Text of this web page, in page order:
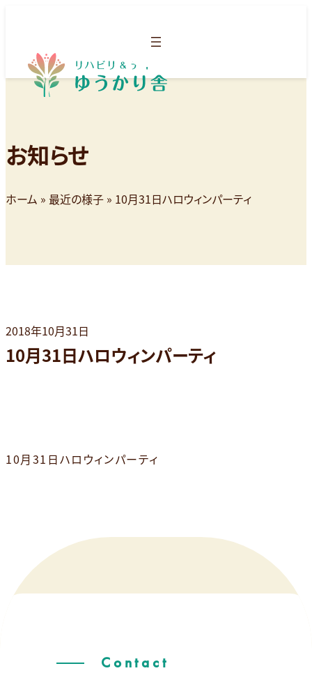
お知らせ
ホーム » 最近の様子 » 10月31日ハロウィンパーティ
2018年10月31日
10月31日ハロウィンパーティ
10月31日ハロウィンパーティ
Contact